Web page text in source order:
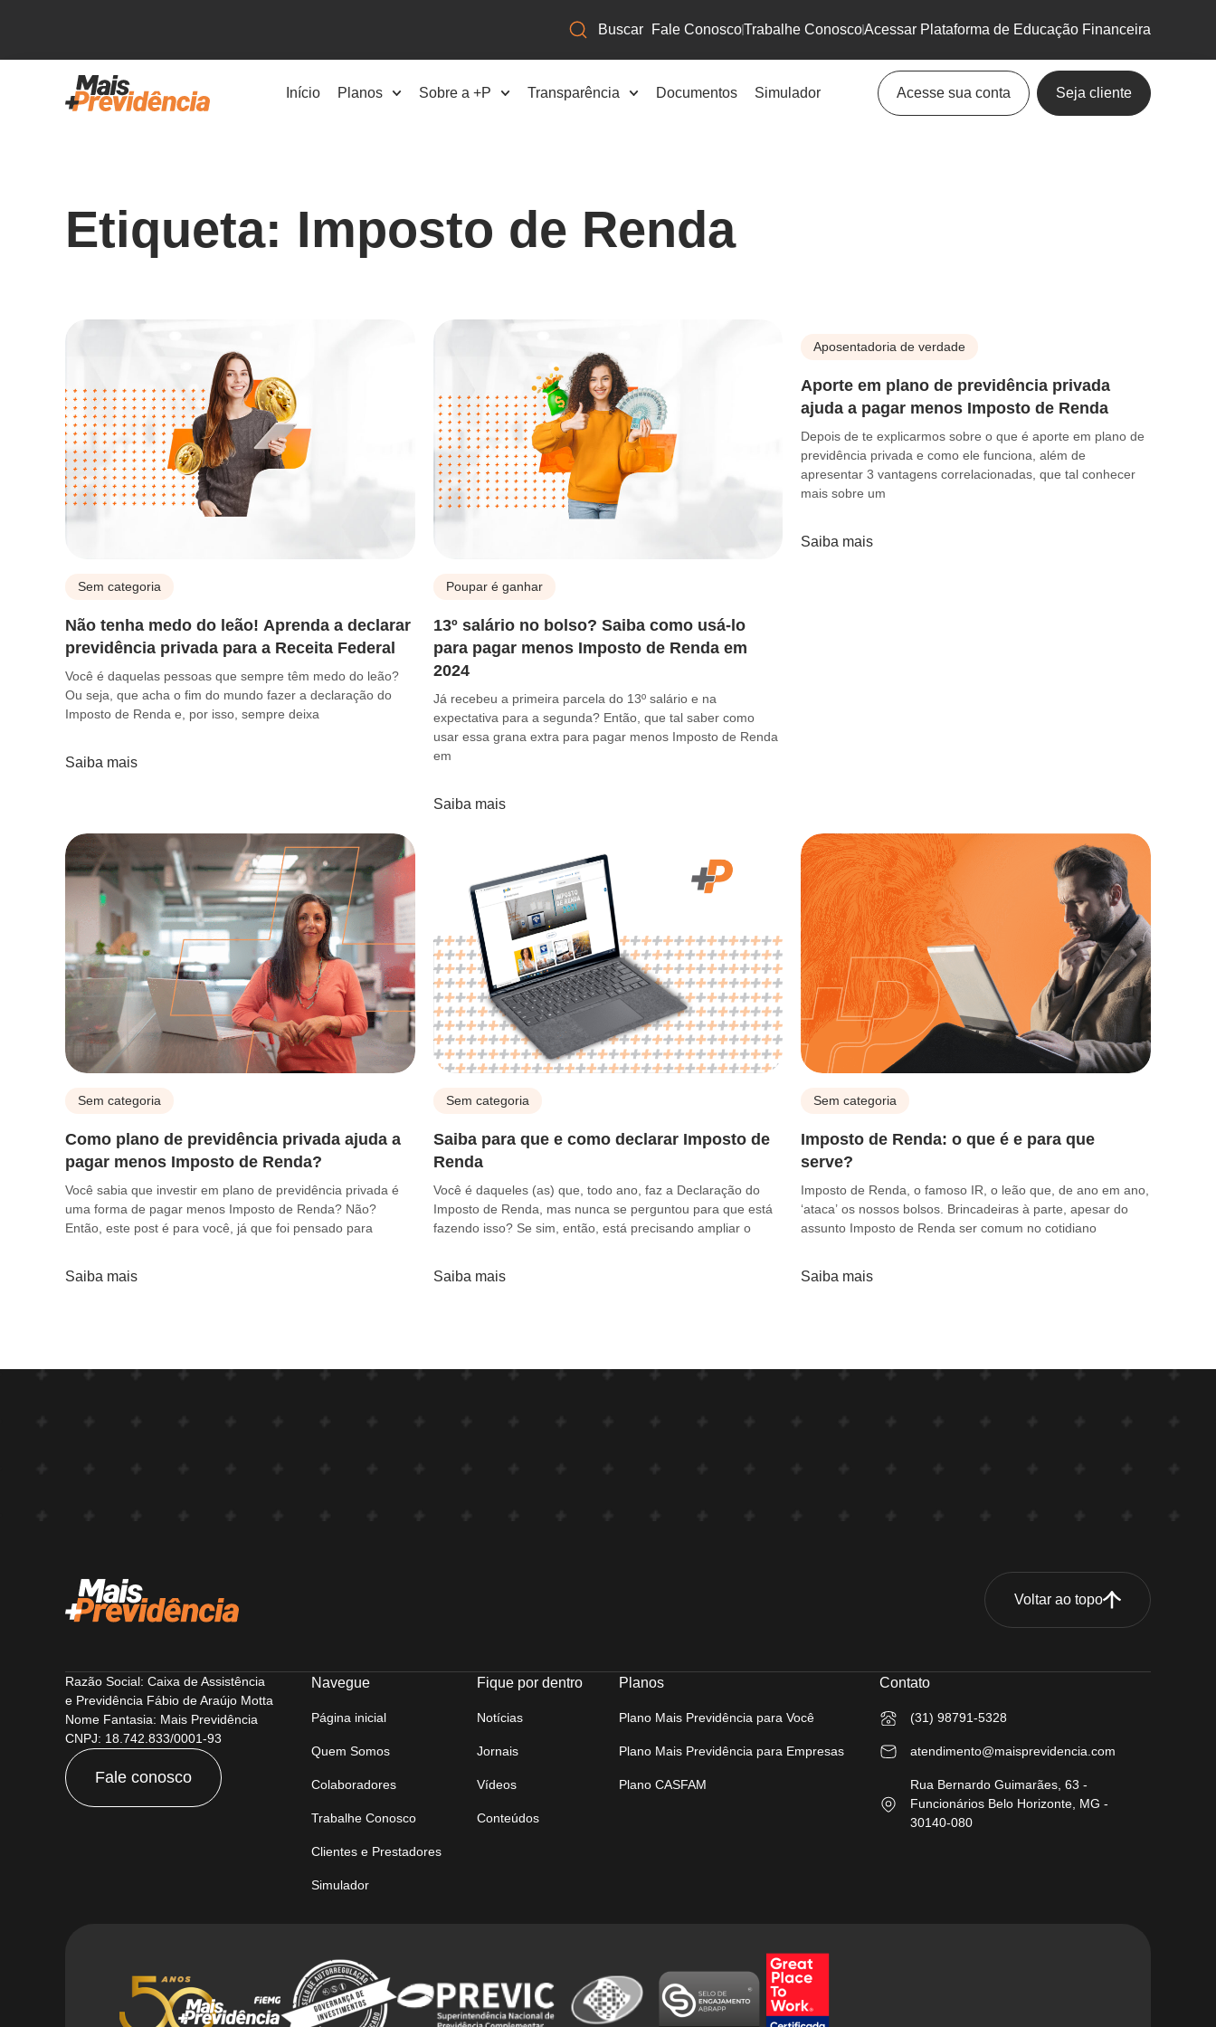
Fale ConoscoTrabalhe ConoscoAcessar Plataforma de Educação Financeira
Início Planos Sobre a +P Transparência Documentos Simulador Acesse sua conta Seja cliente
Etiqueta: Imposto de Renda
Sem categoria
Não tenha medo do leão! Aprenda a declarar
previdência privada para a Receita Federal
Você é daquelas pessoas que sempre têm medo do leão?
Ou seja, que acha o fim do mundo fazer a declaração do
Imposto de Renda e, por isso, sempre deixa
Saiba mais
Poupar é ganhar
13º salário no bolso? Saiba como usá-lo
para pagar menos Imposto de Renda em
2024
Já recebeu a primeira parcela do 13º salário e na
expectativa para a segunda? Então, que tal saber como
usar essa grana extra para pagar menos Imposto de Renda
em
Saiba mais
Aposentadoria de verdade
Aporte em plano de previdência privada
ajuda a pagar menos Imposto de Renda
Depois de te explicarmos sobre o que é aporte em plano de
previdência privada e como ele funciona, além de
apresentar 3 vantagens correlacionadas, que tal conhecer
mais sobre um
Saiba mais
Sem categoria
Como plano de previdência privada ajuda a
pagar menos Imposto de Renda?
Você sabia que investir em plano de previdência privada é
uma forma de pagar menos Imposto de Renda? Não?
Então, este post é para você, já que foi pensado para
Saiba mais
Sem categoria
Saiba para que e como declarar Imposto de
Renda
Você é daqueles (as) que, todo ano, faz a Declaração do
Imposto de Renda, mas nunca se perguntou para que está
fazendo isso? Se sim, então, está precisando ampliar o
Saiba mais
Sem categoria
Imposto de Renda: o que é e para que
serve?
Imposto de Renda, o famoso IR, o leão que, de ano em ano,
‘ataca’ os nossos bolsos. Brincadeiras à parte, apesar do
assunto Imposto de Renda ser comum no cotidiano
Saiba mais
Voltar ao topo
Razão Social: Caixa de Assistência
e Previdência Fábio de Araújo Motta
Nome Fantasia: Mais Previdência
CNPJ: 18.742.833/0001-93
Fale conosco
Navegue
Página inicial
Quem Somos
Colaboradores
Trabalhe Conosco
Clientes e Prestadores
Simulador
Fique por dentro
Notícias
Jornais
Vídeos
Conteúdos
Planos
Plano Mais Previdência para Você
Plano Mais Previdência para Empresas
Plano CASFAM
Contato
(31) 98791-5328
atendimento@maisprevidencia.com
Rua Bernardo Guimarães, 63 -
Funcionários Belo Horizonte, MG -
30140-080